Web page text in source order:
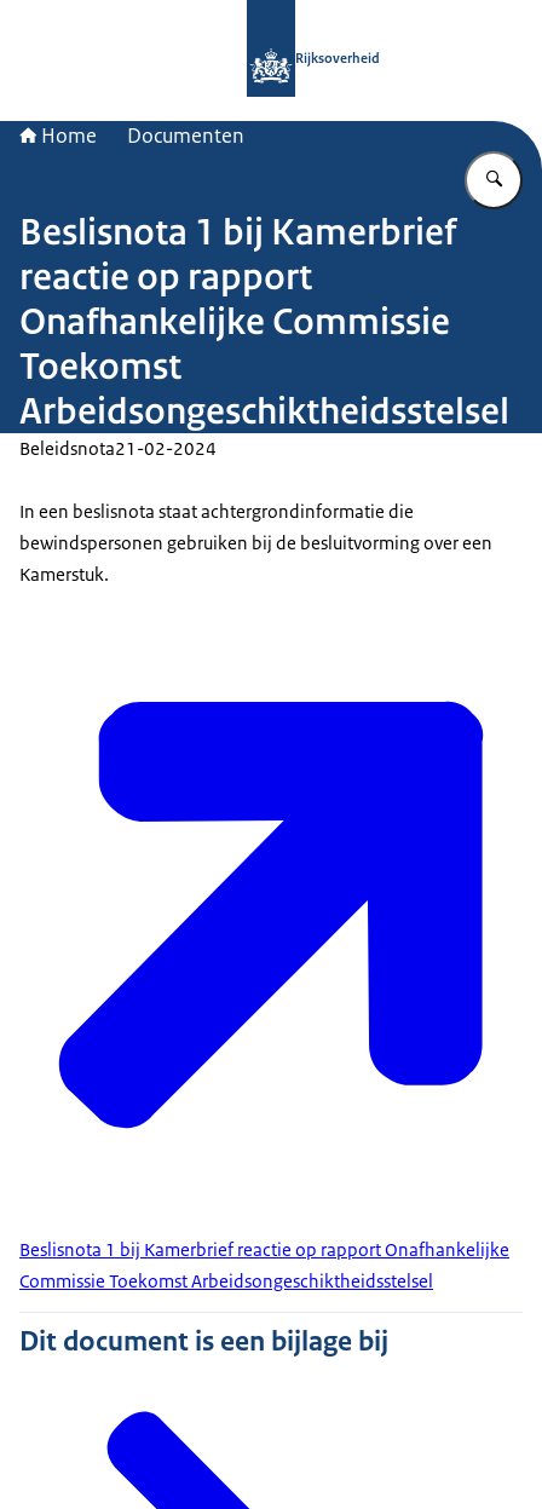
Rijksoverheid
Home Documenten
Beslisnota 1 bij Kamerbrief
reactie op rapport
Onafhankelijke Commissie
Toekomst
Arbeidsongeschiktheidsstelsel
Beleidsnota21-02-2024
In een beslisnota staat achtergrondinformatie die
bewindspersonen gebruiken bij de besluitvorming over een
Kamerstuk.
Beslisnota 1 bij Kamerbrief reactie op rapport Onafhankelijke
Commissie Toekomst Arbeidsongeschiktheidsstelsel
Dit document is een bijlage bij